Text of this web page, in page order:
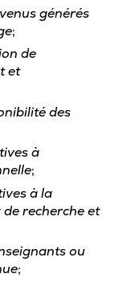
générés
;
de
et
des
à
;
à la
recherche et
ou
;